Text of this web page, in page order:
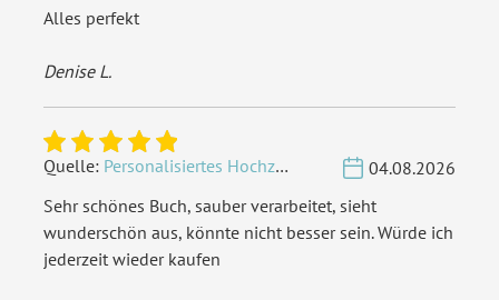
Alles perfekt
Denise L.
Quelle: Personalisiertes Hochzeit Gästebuch A4 - Herzbaum
04.08.2026
Sehr schönes Buch, sauber verarbeitet, sieht
wunderschön aus, könnte nicht besser sein. Würde ich
jederzeit wieder kaufen